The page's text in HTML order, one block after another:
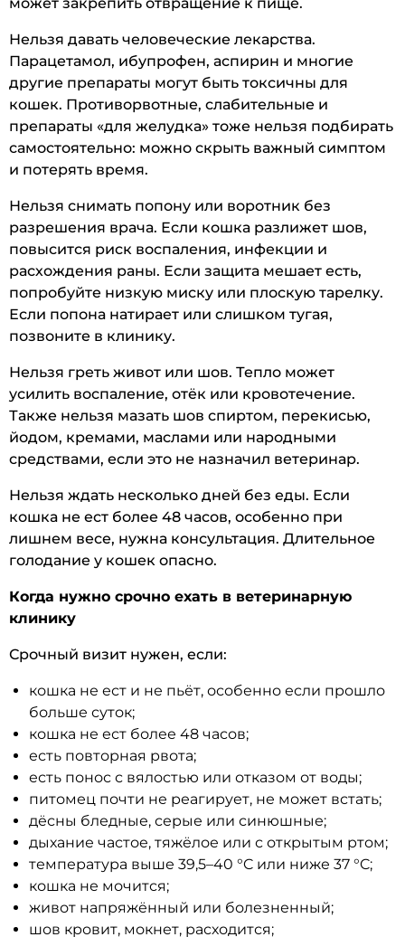
Нельзя давать человеческие лекарства.
Парацетамол, ибупрофен, аспирин и многие
другие препараты могут быть токсичны для
кошек. Противорвотные, слабительные и
препараты «для желудка» тоже нельзя подбирать
самостоятельно: можно скрыть важный симптом
и потерять время.
Нельзя снимать попону или воротник без
разрешения врача. Если кошка разлижет шов,
повысится риск воспаления, инфекции и
расхождения раны. Если защита мешает есть,
попробуйте низкую миску или плоскую тарелку.
Если попона натирает или слишком тугая,
позвоните в клинику.
Нельзя греть живот или шов. Тепло может
усилить воспаление, отёк или кровотечение.
Также нельзя мазать шов спиртом, перекисью,
йодом, кремами, маслами или народными
средствами, если это не назначил ветеринар.
Нельзя ждать несколько дней без еды. Если
кошка не ест более 48 часов, особенно при
лишнем весе, нужна консультация. Длительное
голодание у кошек опасно.
Когда нужно срочно ехать в ветеринарную
клинику
Срочный визит нужен, если:
кошка не ест и не пьёт, особенно если прошло
больше суток;
кошка не ест более 48 часов;
есть повторная рвота;
есть понос с вялостью или отказом от воды;
питомец почти не реагирует, не может встать;
дёсны бледные, серые или синюшные;
дыхание частое, тяжёлое или с открытым ртом;
температура выше 39,5–40 °C или ниже 37 °C;
кошка не мочится;
живот напряжённый или болезненный;
шов кровит, мокнет, расходится;